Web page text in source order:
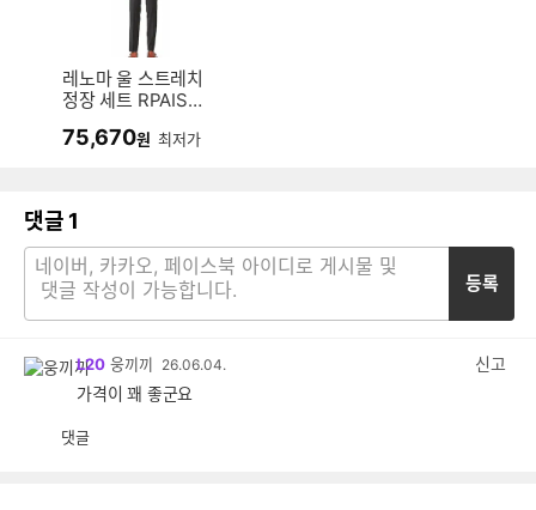
레노마 울 스트레치
정장 세트 RPAISJ7
75,670원 최저가
댓글 1
등록
L20 웅끼끼 26.06.04.
신고
가격이 꽤 좋군요
댓글